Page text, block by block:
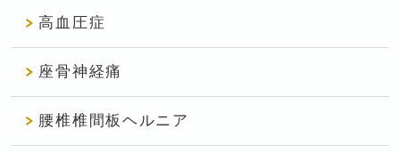
高血圧症
座骨神経痛
腰椎椎間板ヘルニア